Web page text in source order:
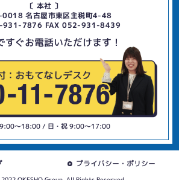
〔 本社 〕
名古屋市東区主税町4-48
931-7876 FAX 052-931-8439
すぐお電話いただけます！
9:00〜18:00 / 日・祝 9:00〜17:00
プライバシー・ポリシー